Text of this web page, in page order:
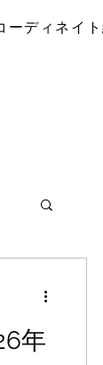
ーディネイ
年